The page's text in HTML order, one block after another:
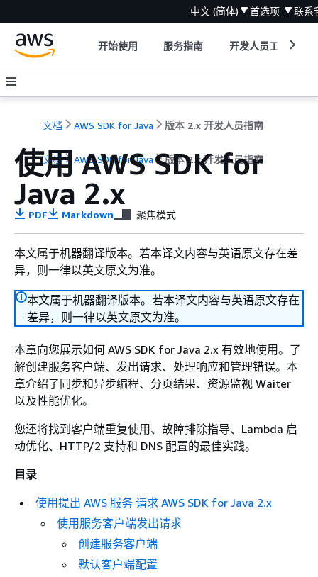
中文 (简体) 首选项 联系
开始使用 服务指南 开发人员工具
文档 AWS SDK for Java 版本 2.x 开发人员指南
文档 AWS SDK for Java 版本 2.x 开发人员指南
使用 AWS SDK for
Java 2.x
PDF Markdown 聚焦模式
本文属于机器翻译版本。若本译文内容与英语原文存在差
异，则一律以英文原文为准。
本文属于机器翻译版本。若本译文内容与英语原文存在
差异，则一律以英文原文为准。
本章向您展示如何 AWS SDK for Java 2.x 有效地使用。了
解创建服务客户端、发出请求、处理响应和管理错误。本
章介绍了同步和异步编程、分页结果、资源监视 Waiter
以及性能优化。
您还将找到客户端重复使用、故障排除指导、Lambda 启
动优化、HTTP/2 支持和 DNS 配置的最佳实践。
目录
使用提出 AWS 服务 请求 AWS SDK for Java 2.x
使用服务客户端发出请求
创建服务客户端
默认客户端配置